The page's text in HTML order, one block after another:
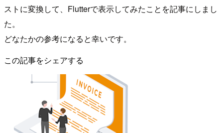
ストに変換して、Flutterで表示してみたことを記事にしまし
た。
どなたかの参考になると幸いです。
この記事をシェアする